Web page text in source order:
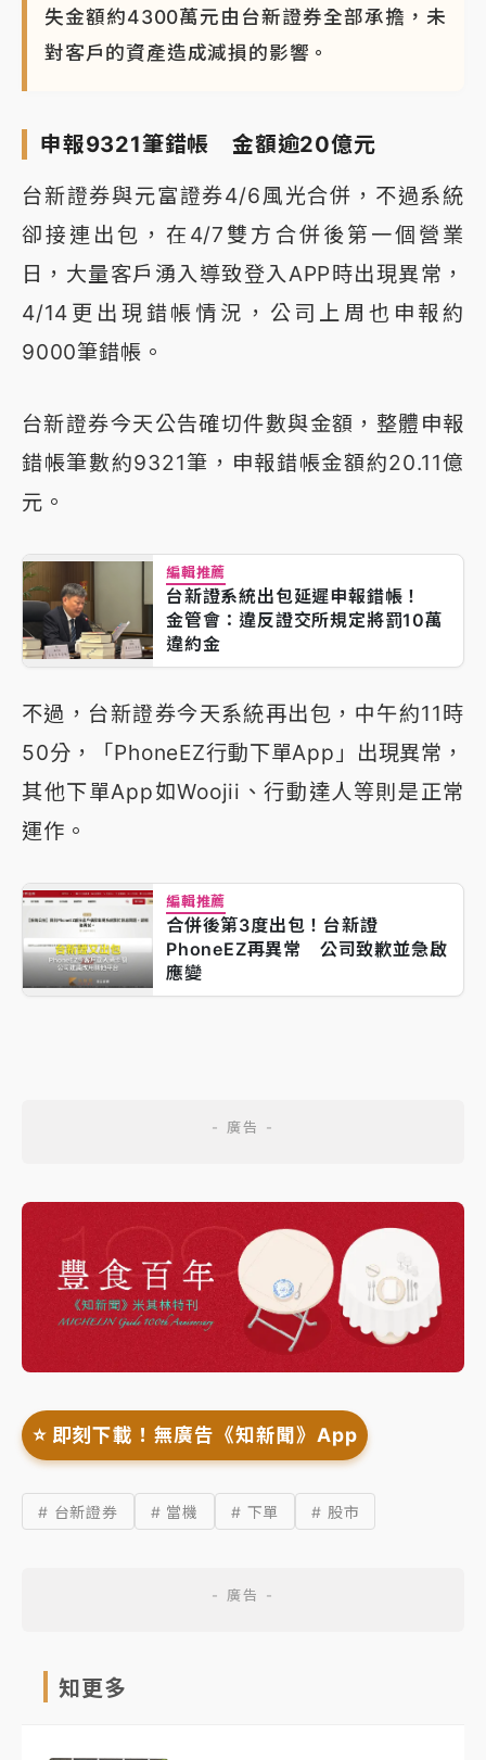
失金額約4300萬元由台新證券全部承擔，未
對客戶的資產造成減損的影響。
申報9321筆錯帳 金額逾20億元
台新證券與元富證券4/6風光合併，不過系統
卻接連出包，在4/7雙方合併後第一個營業
日，大量客戶湧入導致登入APP時出現異常，
4/14更出現錯帳情況，公司上周也申報約
9000筆錯帳。
台新證券今天公告確切件數與金額，整體申報
錯帳筆數約9321筆，申報錯帳金額約20.11億
元。
編輯推薦
台新證系統出包延遲申報錯帳！
金管會：違反證交所規定將罰10萬
違約金
不過，台新證券今天系統再出包，中午約11時
50分，「PhoneEZ行動下單App」出現異常，
其他下單App如Woojii、行動達人等則是正常
運作。
編輯推薦
合併後第3度出包！台新證
PhoneEZ再異常 公司致歉並急啟
應變
⭐️ 即刻下載！無廣告《知新聞》App
# 台新證券 # 當機 # 下單 # 股市
知更多